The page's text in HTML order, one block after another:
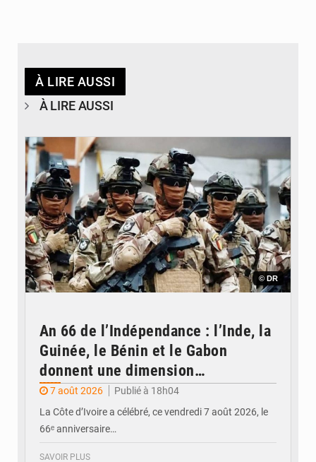
À LIRE AUSSI
À LIRE AUSSI
© DR
An 66 de l’Indépendance : l’Inde, la
Guinée, le Bénin et le Gabon
donnent une dimension
internationale au défilé de
Yopougon
7 août 2026
Publié à 18h04
La Côte d’Ivoire a célébré, ce vendredi 7 août 2026, le
66ᵉ anniversaire…
SAVOIR PLUS